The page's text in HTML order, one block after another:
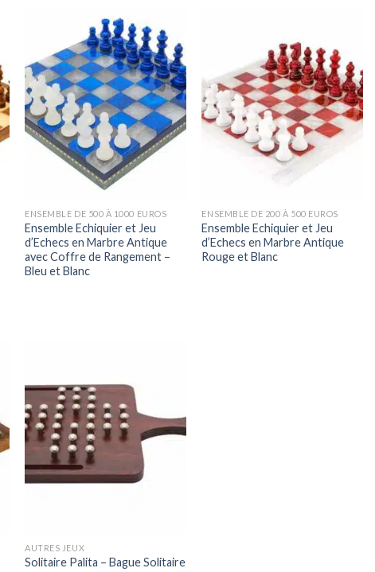
ENSEMBLE DE 500 À 1000 EUROS
Ensemble Echiquier et Jeu
d’Echecs en Marbre Antique
avec Coffre de Rangement –
Bleu et Blanc
ENSEMBLE DE 200 À 500 EUROS
Ensemble Echiquier et Jeu
d’Echecs en Marbre Antique
Rouge et Blanc
AUTRES JEUX
Solitaire Palita – Bague Solitaire